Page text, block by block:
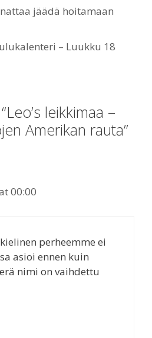
jäädä hoitamaan
– Luukku 18
leikkimaa –
Amerikan rauta”
00:00
perheemme ei
asioi ennen kuin
nimi on vaihdettu